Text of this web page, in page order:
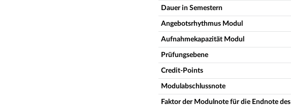
Dauer in Semestern
Angebotsrhythmus Modul
Aufnahmekapazität Modul
Prüfungsebene
Credit-Points
Modulabschlussnote
Faktor der Modulnote für die Endnote des